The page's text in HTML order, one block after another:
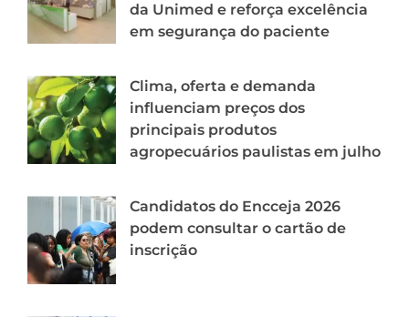
da Unimed e reforça excelência
em segurança do paciente
Clima, oferta e demanda
influenciam preços dos
principais produtos
agropecuários paulistas em julho
Candidatos do Encceja 2026
podem consultar o cartão de
inscrição